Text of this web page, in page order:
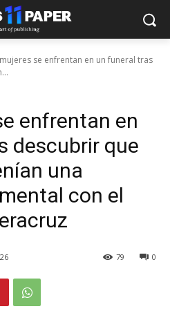
se enfrentan en un funeral tras
enfrentan en
descubrir que
una
con el
0
79